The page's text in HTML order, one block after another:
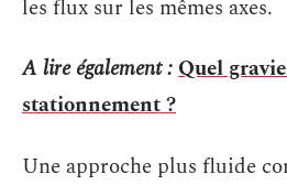
les flux sur les mêmes axes.
A lire également :Quel
stationnement ?
Une approche plus fluide